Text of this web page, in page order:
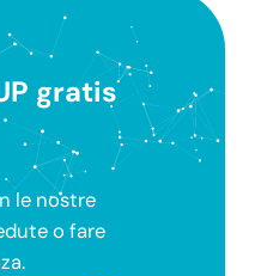
gratis
le nostre
o fare